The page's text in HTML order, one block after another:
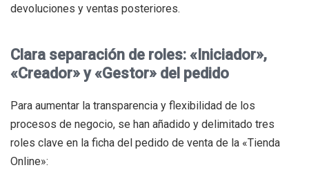
devoluciones y ventas posteriores.
Clara separación de roles: «Iniciador»,
«Creador» y «Gestor» del pedido
Para aumentar la transparencia y flexibilidad de los
procesos de negocio, se han añadido y delimitado tres
roles clave en la ficha del pedido de venta de la «Tienda
Online»: